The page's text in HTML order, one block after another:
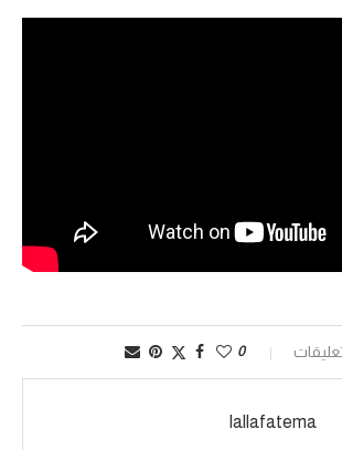
0
lallafatema